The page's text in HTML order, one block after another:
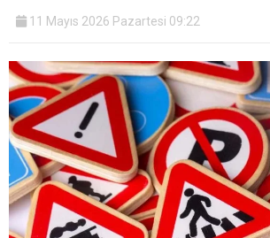
11 Mayıs 2026 Pazartesi 09:22